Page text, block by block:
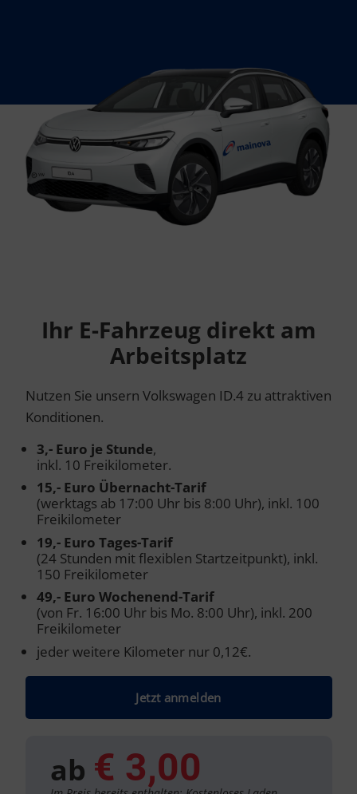
Ihr E-Fahrzeug direkt am
Arbeitsplatz
Nutzen Sie unsern Volkswagen ID.4 zu attraktiven
Konditionen.
3,- Euro je Stunde,
inkl. 10 Freikilometer.
15,- Euro Übernacht-Tarif
(werktags ab 17:00 Uhr bis 8:00 Uhr), inkl. 100
Freikilometer
19,- Euro Tages-Tarif
(24 Stunden mit flexiblen Startzeitpunkt), inkl.
150 Freikilometer
49,- Euro Wochenend-Tarif
(von Fr. 16:00 Uhr bis Mo. 8:00 Uhr), inkl. 200
Freikilometer
jeder weitere Kilometer nur 0,12€.
Jetzt anmelden
ab € 3,00